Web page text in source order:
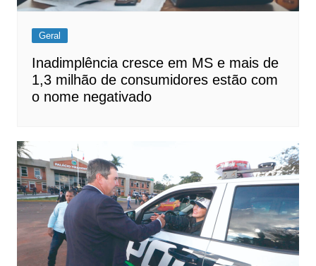
Geral
Inadimplência cresce em MS e mais de
1,3 milhão de consumidores estão com
o nome negativado